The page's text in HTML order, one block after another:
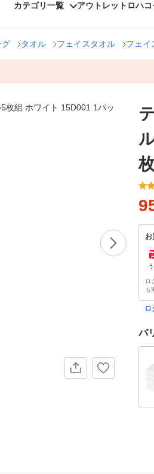
カテゴリ一覧 アウトレット ロハ
グ タオル フェイスタオル フェイ
ロ
も
ロ
バ